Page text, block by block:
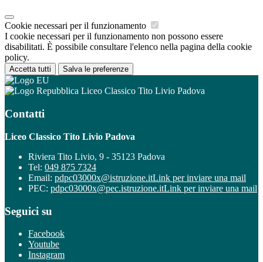
Cookie necessari per il funzionamento
I cookie necessari per il funzionamento non possono essere
disabilitati. È possibile consultare l'elenco nella pagina della cookie
policy.
Accetta tutti Salva le preferenze
Liceo Classico Tito Livio Padova
Contatti
Liceo Classico Tito Livio Padova
Riviera Tito Livio, 9 - 35123 Padova
Tel: 049 875 7324
Email: pdpc03000x@istruzione.itLink per inviare una mail
PEC: pdpc03000x@pec.istruzione.itLink per inviare una mail
Seguici su
Facebook
Youtube
Instagram